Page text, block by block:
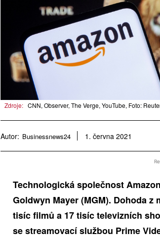
Zdroje: CNN, Observer, The Verge, YouTube, Foto:
Autor: Businessnews24 1. června 2021
Technologická společnost
Goldwyn Mayer (MGM). Dohoda
tisíc filmů a 17 tisíc televizních
se streamovací službou Prime